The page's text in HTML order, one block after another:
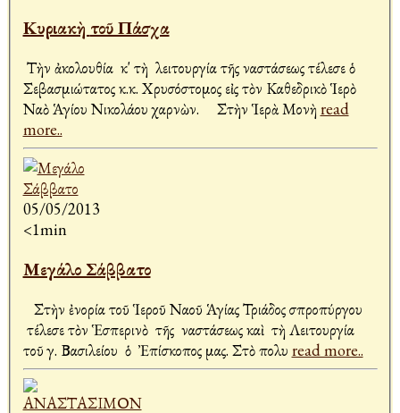
Κυριακὴ τοῦ Πάσχα
Τὴν ἀκολουθία κ' τὴ λειτουργία τῆς Ἀναστάσεως τέλεσε ὁ
Σεβασμιώτατος κ.κ. Χρυσόστομος εἰς τὸν Καθεδρικὸ Ἱερὸ
Ναὸ Ἁγίου Νικολάου Ἀχαρνὼν. Στὴν Ἱερὰ Μονὴ read
more..
05/05/2013
<1min
Μεγάλο Σάββατο
Στὴν ἐνορία τοῦ Ἱεροῦ Ναοῦ Ἁγίας Τριάδος Ἀσπροπύργου
τέλεσε τὸν Ἑσπερινὸ τῆς Ἀναστάσεως καὶ τὴ Λειτουργία
τοῦ Ἀγ. Βασιλείου ὁ Ἐπίσκοπος μας. Στὸ πολυ read more..